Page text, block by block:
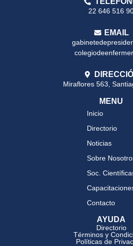
22 646 516
EMAIL
Miraflores 563,
MENU
Inicio
Directorio
Noticias
Sobre
Soc.
Contacto
AYUDA
Directorio
Términos y
Políticas de